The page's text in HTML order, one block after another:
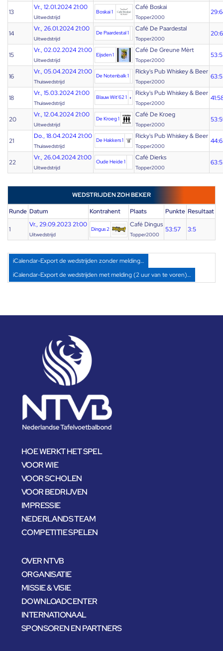
13
Vr., 12.01.2024 21:00
Uitwedstrijd
Boskai 1
Café Boskai
Topper2000
14
Vr., 26.01.2024 21:00
Uitwedstrijd
De Paardestal 1
Café De Paardestal
Topper2000
15
Vr., 02.02.2024 21:00
Uitwedstrijd
Eijsden 1
Café De Greune Mèrt
Topper2000
16
Vr., 05.04.2024 21:00
Thuiswedstrijd
De Notenbalk 1
Ricky's Pub Whiskey & Beer
Topper2000
18
Vr., 15.03.2024 21:00
Thuiswedstrijd
Blauw Wit'62 1
Ricky's Pub Whiskey & Beer
Topper2000
20
Vr., 12.04.2024 21:00
Uitwedstrijd
De Kroeg 1
Café De Kroeg
Topper2000
21
Do., 18.04.2024 21:00
Thuiswedstrijd
De Hakkers 1
Ricky's Pub Whiskey & Beer
Topper2000
22
Vr., 26.04.2024 21:00
Uitwedstrijd
Oude Heide 1
Café Dierks
Topper2000
WEDSTRIJDEN ZOH BEKER
Runde Datum Kontrahent Plaats Punkte Resultaat
1
Vr., 29.09.2023 21:00
Uitwedstrijd
Dingus 2
Café Dingus
Topper2000
53:57 3:5
iCalendar-Export de wedstrijden zonder melding…
iCalendar-Export de wedstrijden met melding (2 uur van te voren)…
HOE WERKT HET SPEL
VOOR WIE
VOOR SCHOLEN
VOOR BEDRIJVEN
IMPRESSIE
NEDERLANDS TEAM
COMPETITIE SPELEN
OVER NTVB
ORGANISATIE
MISSIE & VISIE
DOWNLOADCENTER
INTERNATIONAAL
SPONSOREN EN PARTNERS